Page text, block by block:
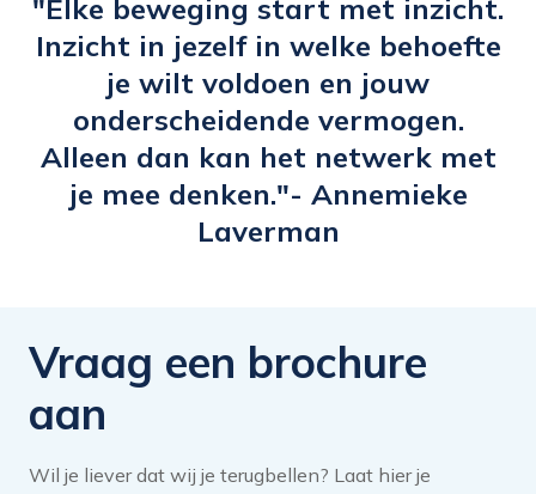
Ik heb mijn headliner hierop afgestemd.
De e-learning heeft mij wakker geschud
en geïnspireerd om mijn LinkedIn profiel
meer aandacht te bieden en activeren in
te zetten.”
"Elke beweging start met inzicht.
Inzicht in jezelf in welke behoefte
je wilt voldoen en jouw
onderscheidende vermogen.
Alleen dan kan het netwerk met
je mee denken."- Annemieke
Laverman
Vraag een brochure
aan
Wil je liever dat wij je terugbellen? Laat hier je